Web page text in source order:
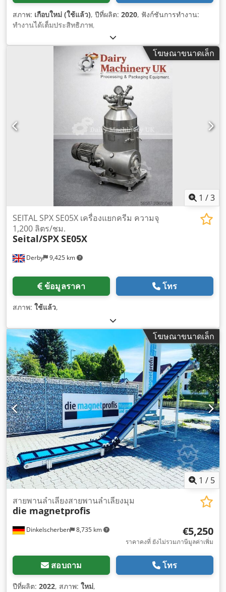
สภาพ: เกือบใหม่ (ใช้แล้ว), ปีที่ผลิต: 2020, ฟังก์ชันการทำงาน:
ทำงานได้เต็มประสิทธิภาพ,
โฆษณาขนาดเล็ก
1 /3
Derby 9,425 km
SEITAL SPX SE05X เครื่องแยกครีม ความจุ
1,200 ลิตร/ชม.
Seital/SPXSE05X
ข้อมูลราคา โทร
สภาพ: ใช้แล้ว,
โฆษณาขนาดเล็ก
1 / 5
Dinkelscherben 8,735 km
สายพานลำเลียงสายพานลำเลียงมุม
die magnetprofis
€5,250
ราคาคงที่ ยังไม่รวมภาษีมูลค่าเพิ่ม
สอบถาม โทร
ปีที่ผลิต: 2022, สภาพ: ใหม่,